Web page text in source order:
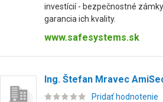
investícií - bezpečnostné
garancia ich kvality.
www.safesystems.sk
Ing. Štefan Mravec
Pridať hodnotenie